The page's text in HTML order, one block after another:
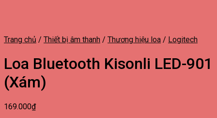
Trang chủ / Thiết bị âm thanh / Thương hiệu loa / Logitech
Loa Bluetooth Kisonli LED-901
(Xám)
169.000₫